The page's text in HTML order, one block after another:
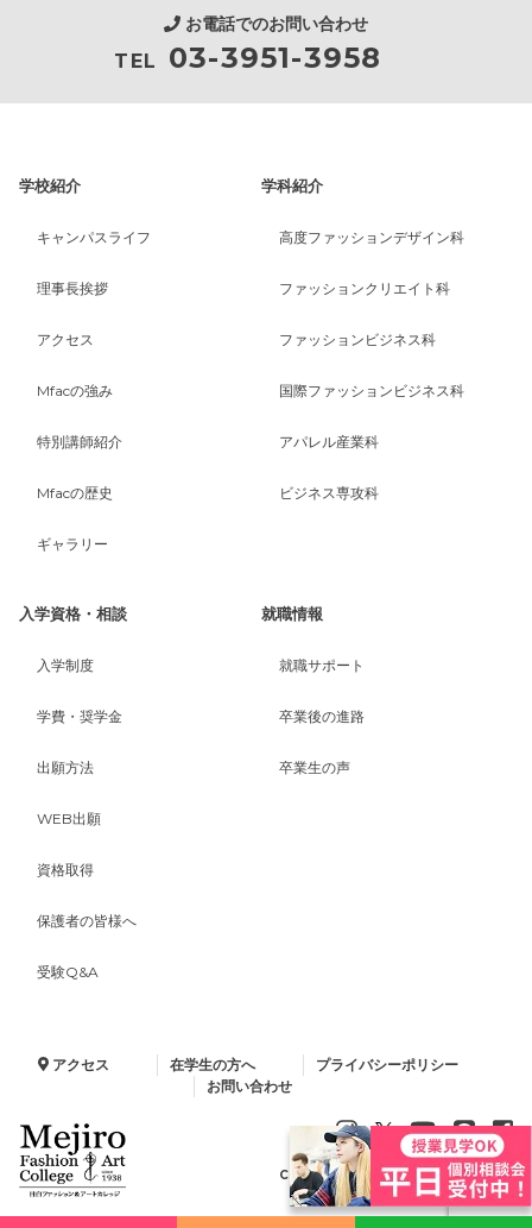
お電話でのお問い合わせ
TEL 03-3951-3958
学校紹介
キャンパスライフ
理事長挨拶
アクセス
Mfacの強み
特別講師紹介
Mfacの歴史
ギャラリー
学科紹介
高度ファッションデザイン科
ファッションクリエイト科
ファッションビジネス科
国際ファッションビジネス科
アパレル産業科
ビジネス専攻科
入学資格・相談
入学制度
学費・奨学金
出願方法
WEB出願
資格取得
保護者の皆様へ
受験Q&A
就職情報
就職サポート
卒業後の進路
卒業生の声
アクセス 在学生の方へ
プライバシーポリシー
お問い合わせ
Copyright © 2024 Minelva Gakuen.
All Rights Reserved.